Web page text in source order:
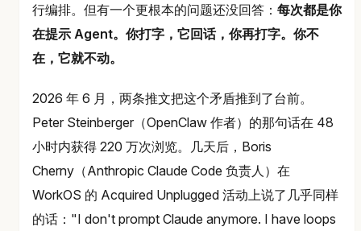
行编排。但有一个更根本的问题还没回答： 每次都是你
在提示 Agent。你打字，它回话，你再打字。你不
在，它就不动。
2026 年 6 月，两条推文把这个矛盾推到了台前。
Peter Steinberger（OpenClaw 作者）的那句话在 48
小时内获得 220 万次浏览。几天后，Boris
Cherny（Anthropic Claude Code 负责人）在
WorkOS 的 Acquired Unplugged 活动上说了几乎同样
的话："I don't prompt Claude anymore. I have loops